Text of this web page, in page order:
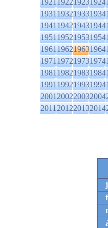
1921192219231924
1931193219331934
1941194219431944
1951195219531954
1961196219631964
1971197219731974
1981198219831984
1991199219931994
2001200220032004
2011201220132014